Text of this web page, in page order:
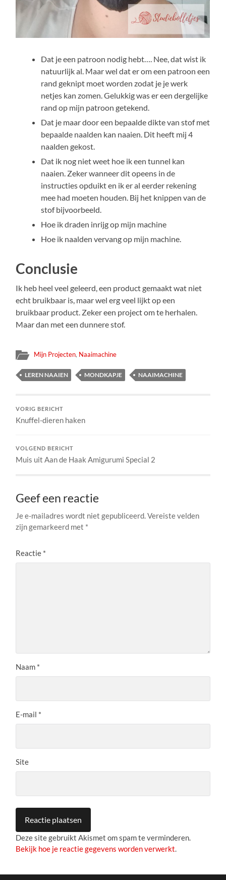
Dat je een patroon nodig hebt…. Nee, dat wist ik
natuurlijk al. Maar wel dat er om een patroon een
rand geknipt moet worden zodat je je werk
netjes kan zomen. Gelukkig was er een dergelijke
rand op mijn patroon getekend.
Dat je maar door een bepaalde dikte van stof met
bepaalde naalden kan naaien. Dit heeft mij 4
naalden gekost.
Dat ik nog niet weet hoe ik een tunnel kan
naaien. Zeker wanneer dit opeens in de
instructies opduikt en ik er al eerder rekening
mee had moeten houden. Bij het knippen van de
stof bijvoorbeeld.
Hoe ik draden inrijg op mijn machine
Hoe ik naalden vervang op mijn machine.
Conclusie
Ik heb heel veel geleerd, een product gemaakt wat niet
echt bruikbaar is, maar wel erg veel lijkt op een
bruikbaar product. Zeker een project om te herhalen.
Maar dan met een dunnere stof.
Mijn Projecten, Naaimachine
LEREN NAAIEN MONDKAPJE NAAIMACHINE
VORIG BERICHT
Knuffel-dieren haken
VOLGEND BERICHT
Muis uit Aan de Haak Amigurumi Special 2
Geef een reactie
Je e-mailadres wordt niet gepubliceerd.Vereiste velden
zijn gemarkeerd met *
Reactie *
Naam *
E-mail *
Site
Deze site gebruikt Akismet om spam te verminderen.
Bekijk hoe je reactie gegevens worden verwerkt.